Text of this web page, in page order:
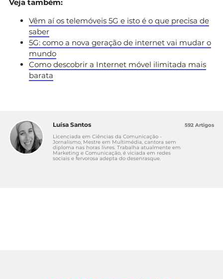
Veja também:
Vêm aí os telemóveis 5G e isto é o que precisa de
saber
5G: como a nova geração de internet vai mudar o
mundo
Como descobrir a Internet móvel ilimitada mais
barata
Luísa Santos
Licenciada em Ciências da Comunicação -
Jornalismo, Mestre em Multimédia, cantora sem
diploma nas horas livres. Trabalha atualmente em
Marketing e Comunicação, é viciada em redes
sociais e fervorosa adepta do desenrasque.
592 Artigos